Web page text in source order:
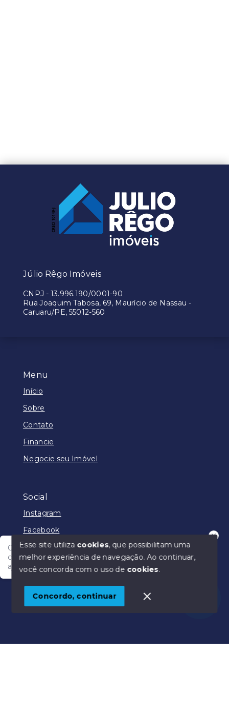
Olá! Nosso atendimento funciona em horário
comercial e em breve vamos responder para te
ajudar.
Menu
Início
Sobre
Contato
Financie
Negocie seu Imóvel
Social
Instagram
Facebook
© Copyright 2026 - Júlio Rêgo Imóveis - Todos os
SITE PARA IMOBILIARIA
Júlio Rêgo Imóveis
CNPJ - 13.996.190/0001-90
Rua Joaquim Tabosa, 69, Maurício de Nassau -
Caruaru/PE, 55012-560
Esse site utiliza cookies, que possibilitam uma
melhor experiência de navegação.Ao continuar,
você concorda com o uso de cookies.
Concordo, continuar